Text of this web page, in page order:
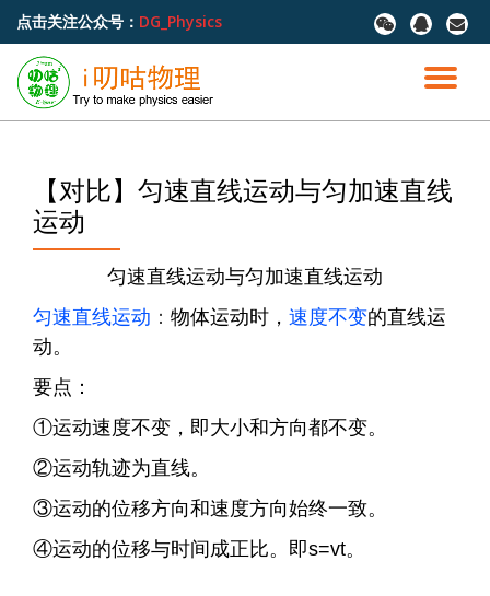
容
点击关注公众号： DG_Physics
fa-
wechat
fa-
qq
fa-
切
导
【对比】匀速直线运动与匀加速直线
运动
匀速直线运动与匀加速直线运动
匀速直线运动 ： 物体运动时， 速度不变的直线运
动。
要点：
①运动速度不变，即大小和方向都不变。
②运动轨迹为直线。
③运动的位移方向和速度方向始终一致。
④运动的位移与时间成正比。即s=vt。